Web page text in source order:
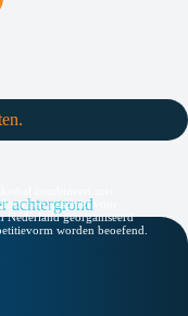
en geschikt voor
Nederland georganiseerd
worden beoefend.